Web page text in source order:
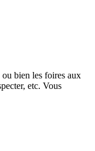
bien les foires aux
etc. Vous